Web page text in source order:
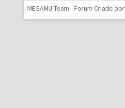
MEGAMU Team - Forum Criado por